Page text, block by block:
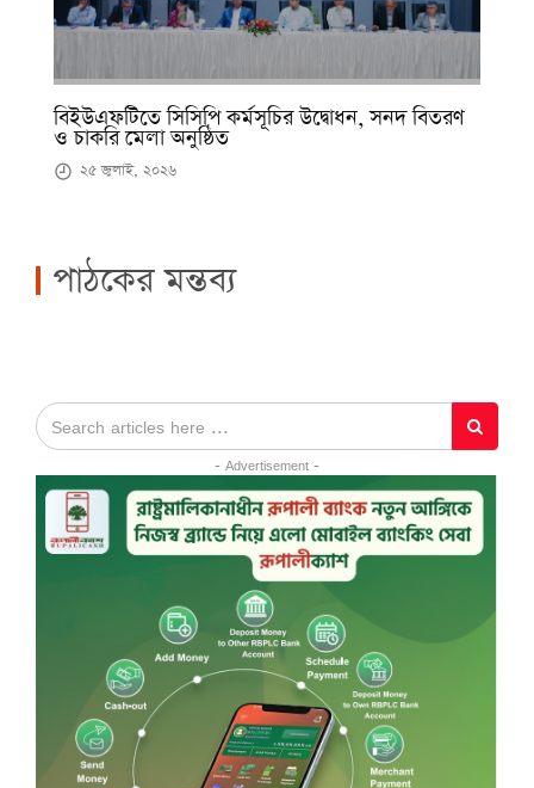
বিইউএফটিতে সিসিপি কর্মসূচির উদ্বোধন, সনদ বিতরণ
ও চাকরি মেলা অনুষ্ঠিত
২৫ জুলাই, ২০২৬
পাঠকের মন্তব্য
- Advertisement -